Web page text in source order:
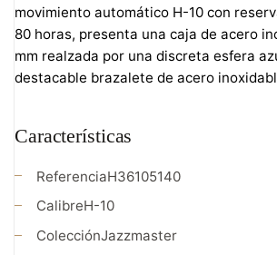
movimiento automático H-10 con
80 horas, presenta una caja de acero
mm realzada por una discreta esfera
destacable brazalete de acero
Características
ReferenciaH36105140
CalibreH-10
ColecciónJazzmaster